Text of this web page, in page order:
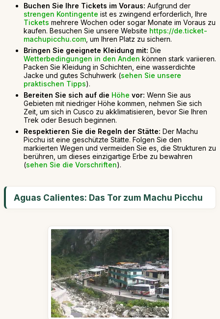
Buchen Sie Ihre Tickets im Voraus: Aufgrund der
strengen Kontingente ist es zwingend erforderlich, Ihre
Tickets mehrere Wochen oder sogar Monate im Voraus zu
kaufen. Besuchen Sie unsere Website https://de.ticket-
machupicchu.com , um Ihren Platz zu sichern.
Bringen Sie geeignete Kleidung mit: Die
Wetterbedingungen in den Anden können stark variieren.
Packen Sie Kleidung in Schichten, eine wasserdichte
Jacke und gutes Schuhwerk (sehen Sie unsere
praktischen Tipps).
Bereiten Sie sich auf die Höhe vor: Wenn Sie aus
Gebieten mit niedriger Höhe kommen, nehmen Sie sich
Zeit, um sich in Cusco zu akklimatisieren, bevor Sie Ihren
Trek oder Besuch beginnen.
Respektieren Sie die Regeln der Stätte: Der Machu
Picchu ist eine geschützte Stätte. Folgen Sie den
markierten Wegen und vermeiden Sie es, die Strukturen zu
berühren, um dieses einzigartige Erbe zu bewahren
(sehen Sie die Vorschriften).
Aguas Calientes: Das Tor zum Machu Picchu